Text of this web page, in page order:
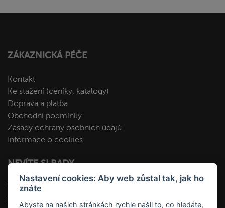
ZÁKAZNICKÁ PÉČE
Kontakt
Ke stažení (ceníky, katalogy)
Doprava a platba
Obchodní podmínky
Zásady ochrany osobních údajů
Informace o cookies
NEVÍTE SI RADY
+420 412 545 092
Nastavení cookies: Aby web zůstal tak, jak ho
znáte
Abyste na našich stránkách rychle našli to, co hledáte,